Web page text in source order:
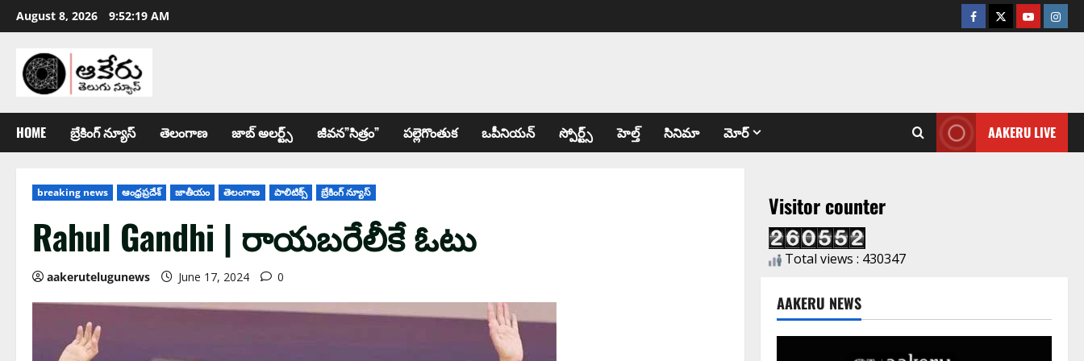
August 8, 2026 9:52:20 AM
HOME బ్రేకింగ్ న్యూస్ తెలంగాణ జాబ్ అల‌ర్ట్స్ జీవన”సిత్రం” పల్లెగొంతుక ఒపీనియన్ స్పోర్ట్స్ హెల్త్ సినిమా మోర్ AAKERU LIVE
breaking news ఆంధ్ర‌ప్ర‌దేశ్ జాతీయం తెలంగాణ పాలిటిక్స్ బ్రేకింగ్ న్యూస్
Rahul Gandhi | రాయ‌బ‌రేలీకే ఓటు
aakerutelugunews June 17, 2024 0
Visitor counter
Total views : 430347
AAKERU NEWS